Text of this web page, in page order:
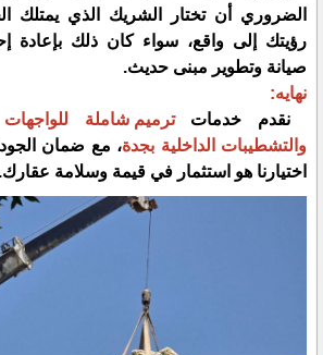
الضروري أن تختار الشريك الذي يمتلك
رؤيتك إلى واقع، سواء كان ذلك بإعادة
صيانة وتطوير مبنى حديث.
نهايه:
نقدم خدماتترميم شاملة للواجهات
والتشطيبات الداخلية بجدة، مع ضمان الجودة
اختيارنا هو استثمار في قيمة وسلامة عقارك.